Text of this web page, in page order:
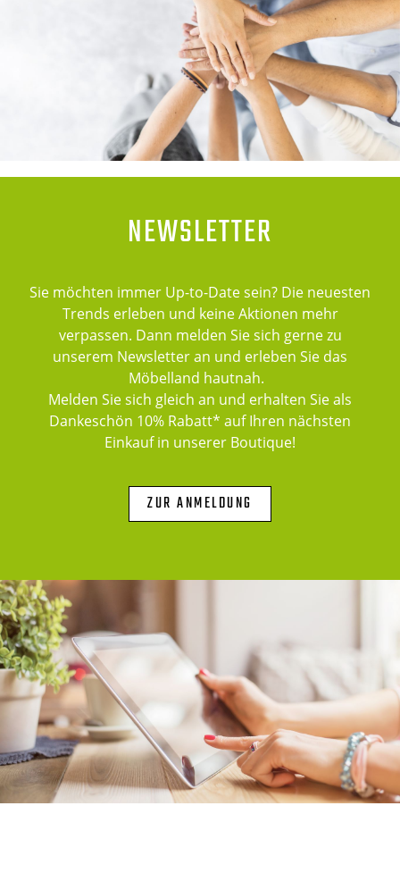
NEWSLETTER
Sie möchten immer Up-to-Date sein? Die neuesten
Trends erleben und keine Aktionen mehr
verpassen. Dann melden Sie sich gerne zu
unserem Newsletter an und erleben Sie das
Möbelland hautnah.
Melden Sie sich gleich an und erhalten Sie als
Dankeschön 10% Rabatt* auf Ihren nächsten
Einkauf in unserer Boutique!
ZUR ANMELDUNG